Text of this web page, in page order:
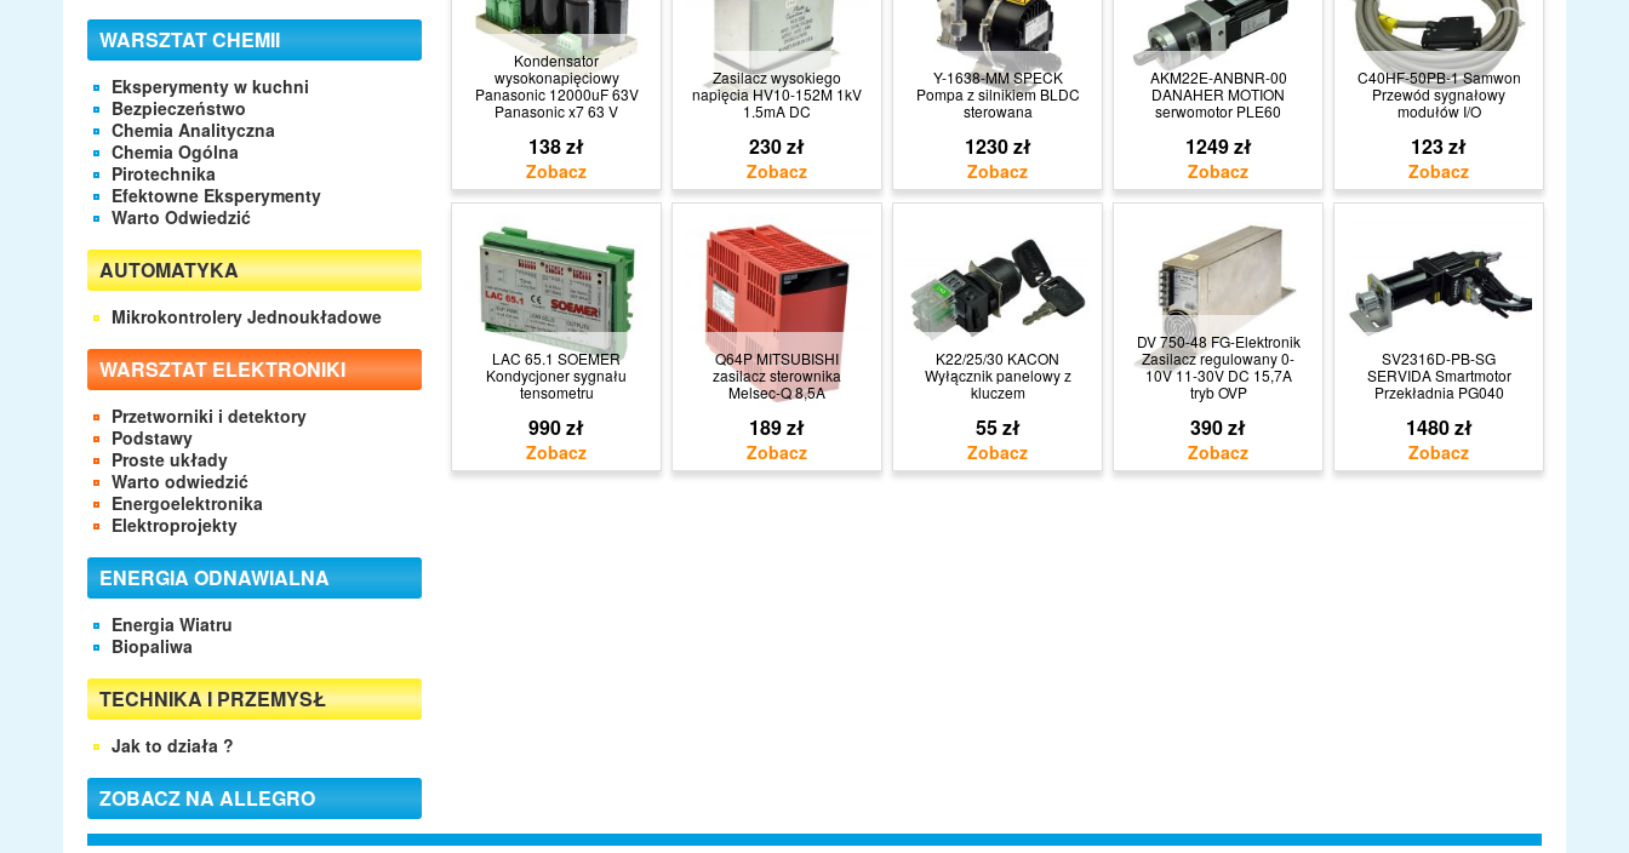
WARSZTAT CHEMII
Eksperymenty w kuchni
Bezpieczeństwo
Chemia Analityczna
Chemia Ogólna
Pirotechnika
Efektowne Eksperymenty
Warto Odwiedzić
AUTOMATYKA
Mikrokontrolery Jednoukładowe
WARSZTAT ELEKTRONIKI
Przetworniki i detektory
Podstawy
Proste układy
Warto odwiedzić
Energoelektronika
Elektroprojekty
ENERGIA ODNAWIALNA
Energia Wiatru
Biopaliwa
TECHNIKA I PRZEMYSŁ
Jak to działa ?
ZOBACZ NA ALLEGRO
Kondensator
wysokonapięciowy
Panasonic 12000uF 63V
Panasonic x7 63 V
138 zł
Zasilacz wysokiego
napięcia HV10-152M 1kV
1.5mA DC
230 zł
Y-1638-MM SPECK
Pompa z silnikiem BLDC
sterowana
1230 zł
AKM22E-ANBNR-00
DANAHER MOTION
serwomotor PLE60
1249 zł
C40HF-50PB-1 Samwon
Przewód sygnałowy
modułów I/O
123 zł
LAC 65.1 SOEMER
Kondycjoner sygnału
tensometru
990 zł
Q64P MITSUBISHI
zasilacz sterownika
Melsec-Q 8,5A
189 zł
K22/25/30 KACON
Wyłącznik panelowy z
kluczem
55 zł
DV 750-48 FG-Elektronik
Zasilacz regulowany 0-
10V 11-30V DC 15,7A
tryb OVP
390 zł
SV2316D-PB-SG
SERVIDA Smartmotor
Przekładnia PG040
1480 zł